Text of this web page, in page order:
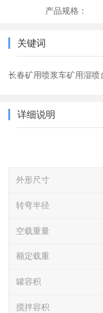
产品规格：
关键词
长春矿用喷浆车矿用湿喷
详细说明
外形尺寸
转弯半径
空载重量
额定载重
罐容积
搅拌容积